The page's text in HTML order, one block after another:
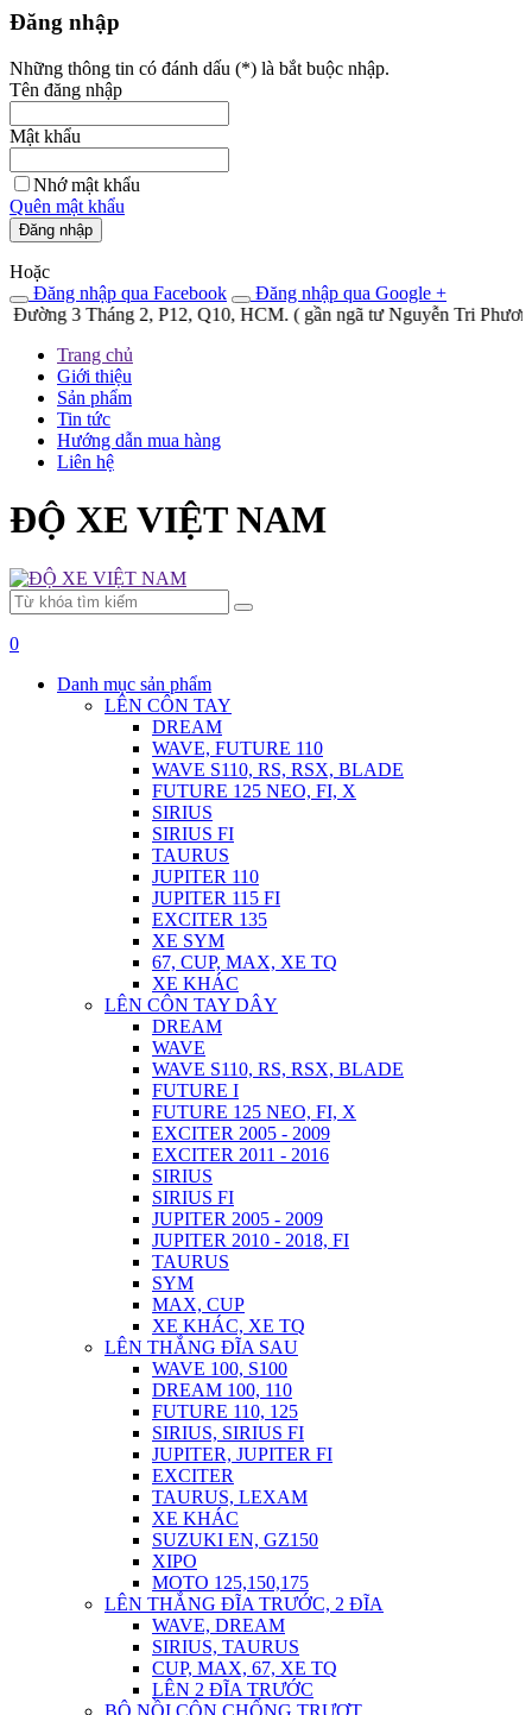
Đăng nhập
Những thông tin có đánh dấu (*) là bắt buộc nhập.
Tên đăng nhập
Mật khẩu
Nhớ mật khẩu
Quên mật khẩu
Đăng nhập
Hoặc
Đăng nhập qua Facebook
Đăng nhập qua Google +
3 Tháng 2, P12, Q10, HCM. ( gần ngã tư Nguyễn Tri Phương
Trang chủ
Giới thiệu
Sản phẩm
Tin tức
Hướng dẫn mua hàng
Liên hệ
ĐỘ XE VIỆT NAM
0
Danh mục sản phẩm
LÊN CÔN TAY
DREAM
WAVE, FUTURE 110
WAVE S110, RS, RSX, BLADE
FUTURE 125 NEO, FI, X
SIRIUS
SIRIUS FI
TAURUS
JUPITER 110
JUPITER 115 FI
EXCITER 135
XE SYM
67, CUP, MAX, XE TQ
XE KHÁC
LÊN CÔN TAY DÂY
DREAM
WAVE
WAVE S110, RS, RSX, BLADE
FUTURE I
FUTURE 125 NEO, FI, X
EXCITER 2005 - 2009
EXCITER 2011 - 2016
SIRIUS
SIRIUS FI
JUPITER 2005 - 2009
JUPITER 2010 - 2018, FI
TAURUS
SYM
MAX, CUP
XE KHÁC, XE TQ
LÊN THẮNG ĐĨA SAU
WAVE 100, S100
DREAM 100, 110
FUTURE 110, 125
SIRIUS, SIRIUS FI
JUPITER, JUPITER FI
EXCITER
TAURUS, LEXAM
XE KHÁC
SUZUKI EN, GZ150
XIPO
MOTO 125,150,175
LÊN THẮNG ĐĨA TRƯỚC, 2 ĐĨA
WAVE, DREAM
SIRIUS, TAURUS
CUP, MAX, 67, XE TQ
LÊN 2 ĐĨA TRƯỚC
BỘ NỒI CÔN CHỐNG TRƯỢT